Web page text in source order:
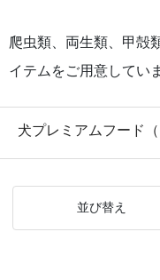
爬虫類、両生類、甲殻
イテムをご用意してい
犬プレミアムフード
並び替え